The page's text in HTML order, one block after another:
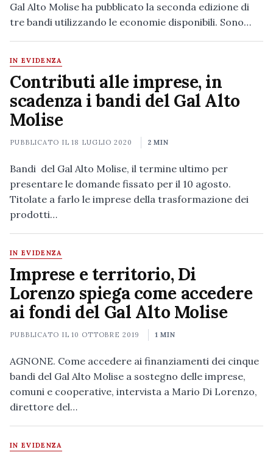
Gal Alto Molise ha pubblicato la seconda edizione di
tre bandi utilizzando le economie disponibili. Sono…
IN EVIDENZA
Contributi alle imprese, in
scadenza i bandi del Gal Alto
Molise
PUBBLICATO IL18 LUGLIO 2020 2 MIN
Bandi del Gal Alto Molise, il termine ultimo per
presentare le domande fissato per il 10 agosto.
Titolate a farlo le imprese della trasformazione dei
prodotti…
IN EVIDENZA
Imprese e territorio, Di
Lorenzo spiega come accedere
ai fondi del Gal Alto Molise
PUBBLICATO IL10 OTTOBRE 2019 1 MIN
AGNONE. Come accedere ai finanziamenti dei cinque
bandi del Gal Alto Molise a sostegno delle imprese,
comuni e cooperative, intervista a Mario Di Lorenzo,
direttore del…
IN EVIDENZA